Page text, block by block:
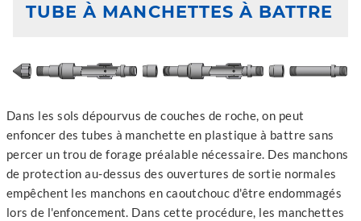
TUBE À MANCHETTES À BATTRE
Dans les sols dépourvus de couches de roche, on peut
enfoncer des tubes à manchette en plastique à battre sans
percer un trou de forage préalable nécessaire. Des manchons
de protection au-dessus des ouvertures de sortie normales
empêchent les manchons en caoutchouc d'être endommagés
lors de l'enfoncement. Dans cette procédure, les manchettes